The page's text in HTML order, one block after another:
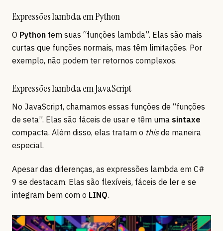
Expressões lambda em Python
O Python tem suas “funções lambda”. Elas são mais
curtas que funções normais, mas têm limitações. Por
exemplo, não podem ter retornos complexos.
Expressões lambda em JavaScript
No JavaScript, chamamos essas funções de “funções
de seta”. Elas são fáceis de usar e têm uma sintaxe
compacta. Além disso, elas tratam o thisde maneira
especial.
Apesar das diferenças, as expressões lambda em C#
9 se destacam. Elas são flexíveis, fáceis de ler e se
integram bem com o LINQ.